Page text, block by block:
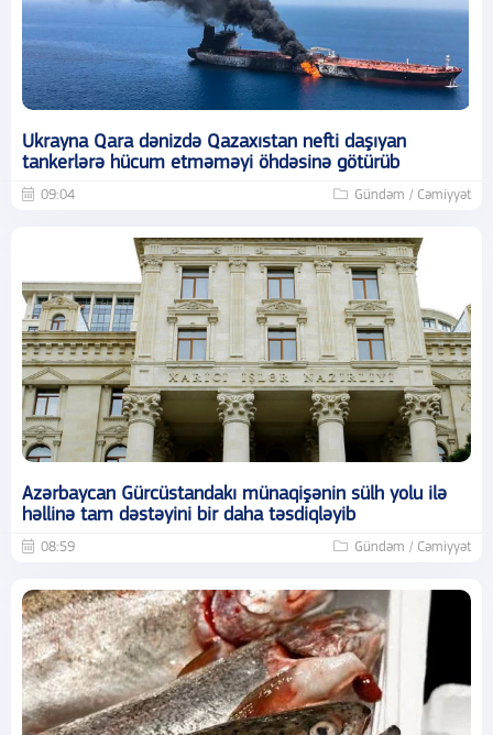
Ukrayna Qara dənizdə Qazaxıstan nefti daşıyan
tankerlərə hücum etməməyi öhdəsinə götürüb
09:04 Gündəm / Cəmiyyət
Azərbaycan Gürcüstandakı münaqişənin sülh yolu ilə
həllinə tam dəstəyini bir daha təsdiqləyib
08:59 Gündəm / Cəmiyyət